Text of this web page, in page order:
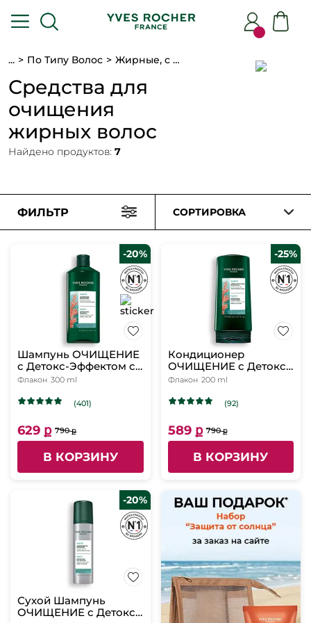
... По Типу Волос Жирные, с перхотью
Средства для
очищения
жирных волос
Найдено продуктов: 7
ФИЛЬТР СОРТИРОВКА
-20%
Шампунь ОЧИЩЕНИЕ
c Детокс-Эффектом с
Макроводорослями
нормальных и жирных
Флакон 300 ml
(401)
629 ք 790 ք
В КОРЗИНУ
-25%
Кондиционер
ОЧИЩЕНИЕ c Детокс-
Эффектом с
БИО - Для
волос, 200 мл
Флакон 200 ml
(92)
589 ք 790 ք
В КОРЗИНУ
-20%
Сухой Шампунь
ОЧИЩЕНИЕ c Детокс-